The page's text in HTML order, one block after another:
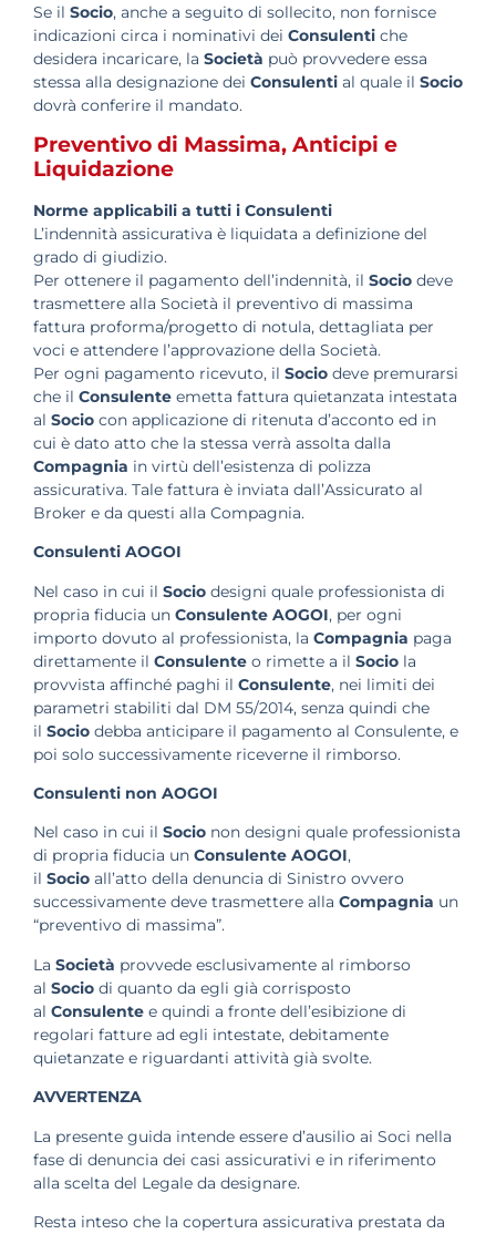
Se il Socio, anche a seguito di sollecito, non fornisce
indicazioni circa i nominativi dei Consulenti che
desidera incaricare, la Società può provvedere essa
stessa alla designazione dei Consulenti al quale il Socio
dovrà conferire il mandato.
Preventivo di Massima, Anticipi e
Liquidazione
Norme applicabili a tutti i Consulenti
L’indennità assicurativa è liquidata a definizione del
grado di giudizio.
Per ottenere il pagamento dell’indennità, il Socio deve
trasmettere alla Società il preventivo di massima
fattura proforma/progetto di notula, dettagliata per
voci e attendere l’approvazione della Società.
Per ogni pagamento ricevuto, il Socio deve premurarsi
che il Consulente emetta fattura quietanzata intestata
al Socio con applicazione di ritenuta d’acconto ed in
cui è dato atto che la stessa verrà assolta dalla
Compagnia in virtù dell’esistenza di polizza
assicurativa. Tale fattura è inviata dall’Assicurato al
Broker e da questi alla Compagnia.
Consulenti AOGOI
Nel caso in cui il Socio designi quale professionista di
propria fiducia un Consulente AOGOI, per ogni
importo dovuto al professionista, la Compagnia paga
direttamente il Consulente o rimette a il Socio la
provvista affinché paghi il Consulente, nei limiti dei
parametri stabiliti dal DM 55/2014, senza quindi che
il Socio debba anticipare il pagamento al Consulente, e
poi solo successivamente riceverne il rimborso.
Consulenti non AOGOI
Nel caso in cui il Socio non designi quale professionista
di propria fiducia un Consulente AOGOI,
il Socio all’atto della denuncia di Sinistro ovvero
successivamente deve trasmettere alla Compagnia un
“preventivo di massima”.
La Società provvede esclusivamente al rimborso
al Socio di quanto da egli già corrisposto
al Consulente e quindi a fronte dell’esibizione di
regolari fatture ad egli intestate, debitamente
quietanzate e riguardanti attività già svolte.
AVVERTENZA
La presente guida intende essere d’ausilio ai Soci nella
fase di denuncia dei casi assicurativi e in riferimento
alla scelta del Legale da designare.
Resta inteso che la copertura assicurativa prestata da